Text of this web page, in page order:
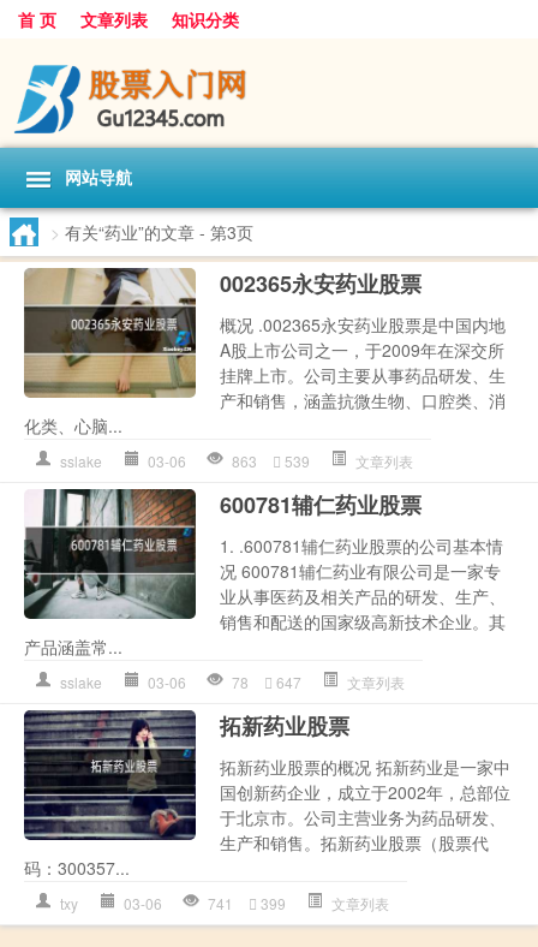
首 页 文章列表 知识分类
网站导航
> 有关“药业”的文章 - 第3页
002365永安药业股票
概况 .002365永安药业股票是中国内地
A股上市公司之一，于2009年在深交所
挂牌上市。公司主要从事药品研发、生
产和销售，涵盖抗微生物、口腔类、消
化类、心脑...
sslake 03-06 863 539 文章列表
600781辅仁药业股票
1. .600781辅仁药业股票的公司基本情
况 600781辅仁药业有限公司是一家专
业从事医药及相关产品的研发、生产、
销售和配送的国家级高新技术企业。其
产品涵盖常...
sslake 03-06 78 647 文章列表
拓新药业股票
拓新药业股票的概况 拓新药业是一家中
国创新药企业，成立于2002年，总部位
于北京市。公司主营业务为药品研发、
生产和销售。拓新药业股票（股票代
码：300357...
txy 03-06 741 399 文章列表